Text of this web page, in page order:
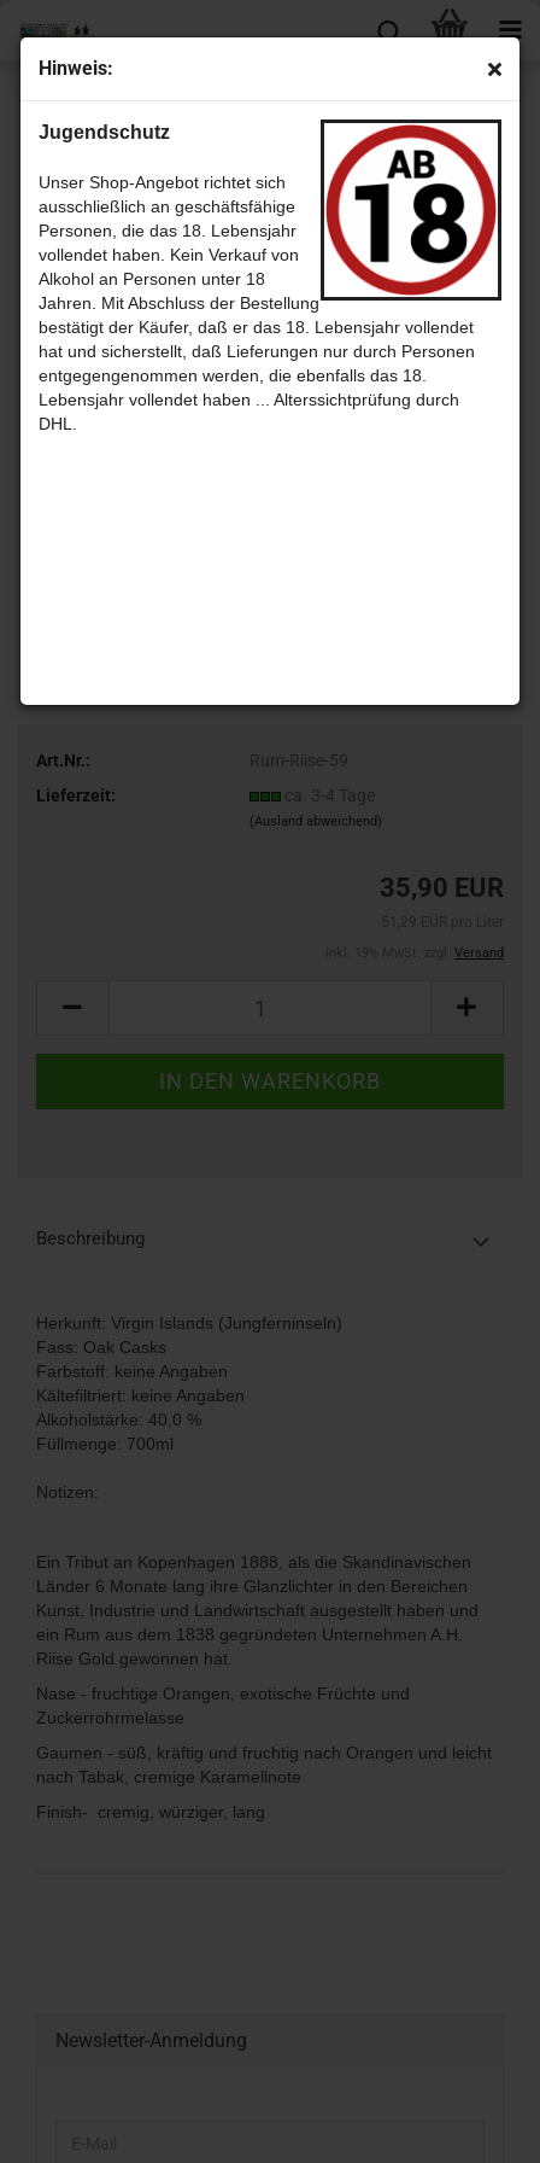
Hin­weis:
Jugendschutz
Unser Shop-Angebot richtet sich
ausschließlich an geschäftsfähige
Personen, die das 18. Lebensjahr
vollendet haben. Kein Verkauf von
Alkohol an Personen unter 18
Jahren. Mit Abschluss der Bestellung
bestätigt der Käufer, daß er das 18. Lebensjahr vollendet
hat und sicherstellt, daß Lieferungen nur durch Personen
entgegengenommen werden, die ebenfalls das 18.
Lebensjahr vollendet haben ... Alterssichtprüfung durch
DHL.
« Erster « zurück weiter »
Letzter »
133Artikel in dieser Kategorie
A.H. Riise 1888 Gold Madel Rum mit 40% von den Vir­gin Is­lands
(Jung­fern­in­seln)
Art.Nr.:
Rum-Riise-59
Lieferzeit:
ca. 3-4 Tage
(Ausland abweichend)
35,90 EUR
Versand
Beschreibung
Herkunft: Virgin Islands (Jungferninseln)
Fass: Oak Casks
Farbstoff: keine Angaben
Kältefiltriert: keine Angaben
Alkoholstärke: 40,0 %
Füllmenge: 700ml
Notizen:
Ein Tribut an Kopenhagen 1888, als die Skandinavischen
Länder 6 Monate lang ihre Glanzlichter in den Bereichen
Kunst, Industrie und Landwirtschaft ausgestellt haben und
ein Rum aus dem 1838 gegründeten Unternehmen A.H.
Riise Gold gewonnen hat.
Nase - fruchtige Orangen, exotische Früchte und
Zuckerrohrmelasse
Gaumen - süß, kräftig und fruchtig nach Orangen und leicht
nach Tabak, cremige Karamellnote
Finish- cremig, würziger, lang
Newsletter-Anmeldung